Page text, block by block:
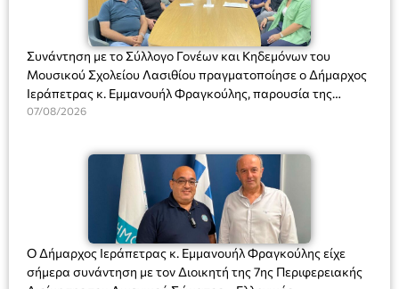
Συνάντηση με το Σύλλογο Γονέων και Κηδεμόνων του
Μουσικού Σχολείου Λασιθίου πραγματοποίησε ο Δήμαρχος
Ιεράπετρας κ. Εμμανουήλ Φραγκούλης, παρουσία της
Διευθύντριας του σχολείου κας Μαριάννας Χαΐτα.
07/08/2026
Ο Δήμαρχος Ιεράπετρας κ. Εμμανουήλ Φραγκούλης είχε
σήμερα συνάντηση με τον Διοικητή της 7ης Περιφερειακής